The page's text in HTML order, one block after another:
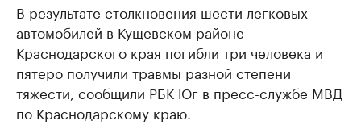
В результате столкновения шести легковых
автомобилей в Кущевском районе
Краснодарского края погибли три человека и
пятеро получили травмы разной степени
тяжести, сообщили РБК Юг в пресс-службе МВД
по Краснодарскому краю.